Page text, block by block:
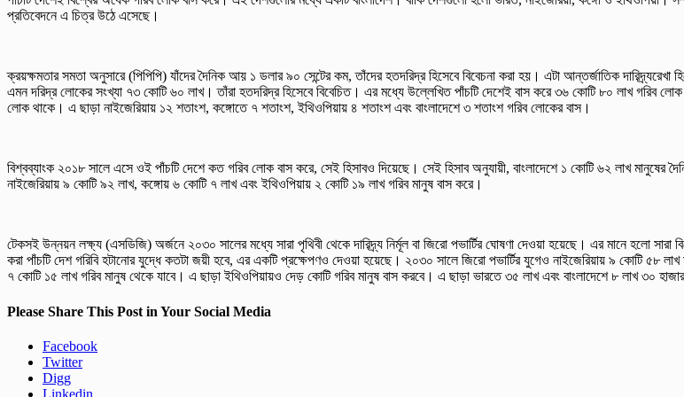
প্রতিবেদনে এ চিত্র উঠে এসেছে।
ক্রয়ক্ষমতার সমতা অনুসারে (পিপিপি) যাঁদের দৈনিক আয় ১ ডলার ৯০ সেন্টের কম, তাঁদের হতদরিদ্র হিসেবে বিবেচনা করা হয়। এটা আন্তর্জাতিক
এমন দরিদ্র লোকের সংখ্যা ৭৩ কোটি ৬০ লাখ। তাঁরা হতদরিদ্র হিসেবে বিবেচিত। এর মধ্যে উল্লেখিত পাঁচটি দেশেই বাস করে ৩৬ কোটি ৮০ লাখ গরিব
লোক থাকে। এ ছাড়া নাইজেরিয়ায় ১২ শতাংশ, কঙ্গোতে ৭ শতাংশ, ইথিওপিয়ায় ৪ শতাংশ এবং বাংলাদেশে ৩ শতাংশ গরিব লোকের বাস।
বিশ্বব্যাংক ২০১৮ সালে এসে ওই পাঁচটি দেশে কত গরিব লোক বাস করে, সেই হিসাবও দিয়েছে। সেই হিসাব অনুযায়ী, বাংলাদেশে ১ কোটি ৬২ লাখ মানুষের
নাইজেরিয়ায় ৯ কোটি ৯২ লাখ, কঙ্গোয় ৬ কোটি ৭ লাখ এবং ইথিওপিয়ায় ২ কোটি ১৯ লাখ গরিব মানুষ বাস করে।
টেকসই উন্নয়ন লক্ষ্য (এসডিজি) অর্জনে ২০৩০ সালের মধ্যে সারা পৃথিবী থেকে দারিদ্র্য নির্মূল বা জিরো পভার্টির ঘোষণা দেওয়া হয়েছে। এর মানে হলো সারা
করা পাঁচটি দেশ গরিবি হটানোর যুদ্ধে কতটা জয়ী হবে, এর একটি প্রক্ষেপণও দেওয়া হয়েছে। ২০৩০ সালে জিরো পভার্টির যুগেও নাইজেরিয়ায় ৯ কোটি ৫৮
৭ কোটি ১৫ লাখ গরিব মানুষ থেকে যাবে। এ ছাড়া ইথিওপিয়ায়ও দেড় কোটি গরিব মানুষ বাস করবে। এ ছাড়া ভারতে ৩৫ লাখ এবং বাংলাদেশে ৮ লাখ ৩০
Please Share This Post in Your Social Media
Facebook
Twitter
Digg
Linkedin